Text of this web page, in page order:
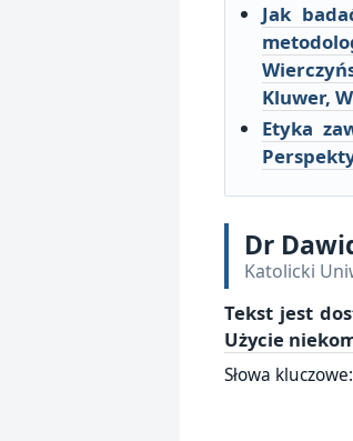
Jak
Kluwer,
Etyka
Dr
Katolicki
Tekst jest
Użycie
Słowa kluczowe: